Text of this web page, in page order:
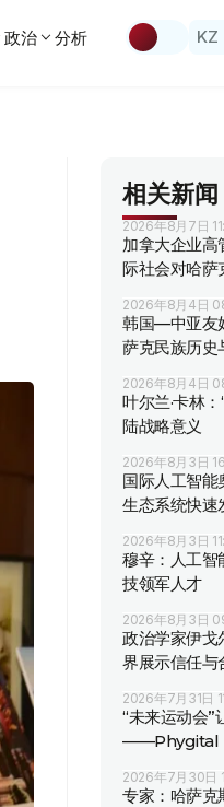
政治 分析 KZ
相关新闻
2026年8月7日
加拿大企业高
际社会对哈萨
2026年8月4日
韩国—中亚友
萨克民族历史
2026年8月4日
叶尔兰·卡林
陆战略意义
2026年8月3日
国际人工智能
生态系统快速
2026年8月3日
穆辛：人工智
技领军人才
2026年8月3日
政治学家伊戈
界展示信任与
2026年7月31日
“未来运动会”
——Phygital
2026年7月30日
专家：哈萨克